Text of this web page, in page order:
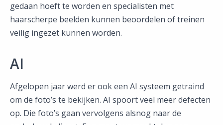
gedaan hoeft te worden en specialisten met
haarscherpe beelden kunnen beoordelen of treinen
veilig ingezet kunnen worden.
AI
Afgelopen jaar werd er ook een AI systeem getraind
om de foto’s te bekijken. AI spoort veel meer defecten
op. Die foto’s gaan vervolgens alsnog naar de